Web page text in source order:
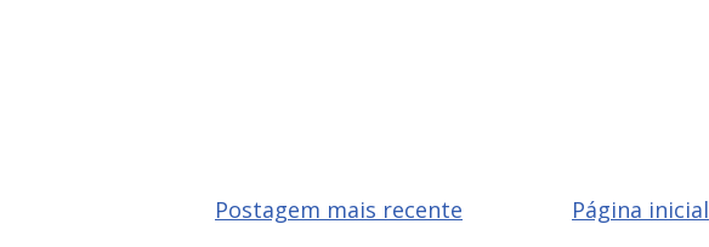
Postagem mais recente
Página inicial